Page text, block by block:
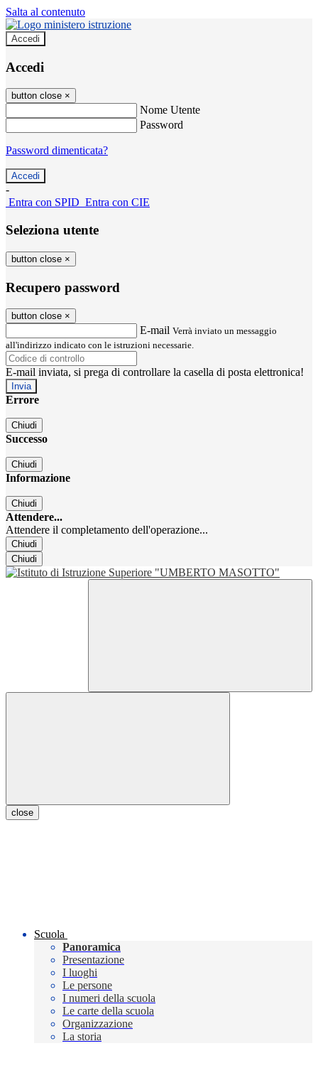
Salta al contenuto
Accedi
Accedi
button close ×
Nome Utente
Password
Password dimenticata?
-
Entra con SPID Entra con CIE
Seleziona utente
button close ×
Recupero password
button close ×
E-mail Verrà inviato un messaggio
all'indirizzo indicato con le istruzioni necessarie.
E-mail inviata, si prega di controllare la casella di posta elettronica!
Errore
Chiudi
Successo
Chiudi
Informazione
Chiudi
Attendere...
Attendere il completamento dell'operazione...
Chiudi
Chiudi
close
Scuola
Panoramica
Presentazione
I luoghi
Le persone
I numeri della scuola
Le carte della scuola
Organizzazione
La storia